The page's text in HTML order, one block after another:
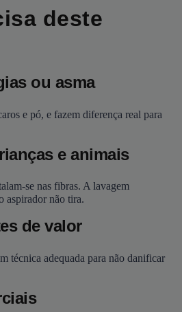
deste
ou asma
e pó, e fazem diferença real para
e animais
se nas fibras. A lavagem
aspirador não tira.
de valor
técnica adequada para não danificar